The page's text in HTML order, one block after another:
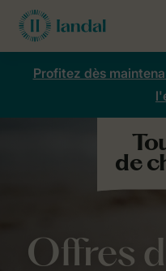
Profitez dès
Offres